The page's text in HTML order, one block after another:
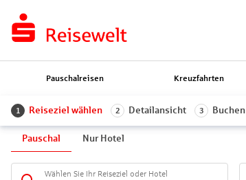
Pauschalreisen Kreuzfahrten
1 Reiseziel wählen 2 Detailansicht 3 Buchen
Pauschal Nur Hotel
Wählen Sie Ihr Reiseziel oder Hotel